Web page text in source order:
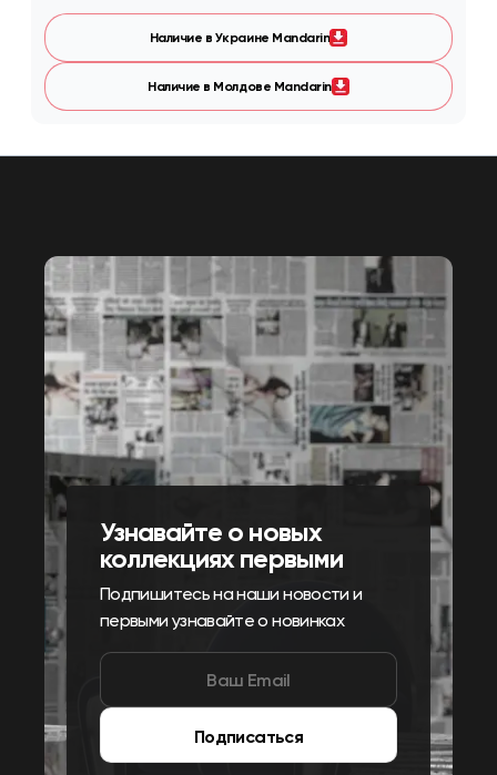
Наличие в Украине Mandarin
Наличие в Молдове Mandarin
Узнавайте о новых
коллекциях первыми
Подпишитесь на наши новости и
первыми узнавайте о новинках
Подписаться